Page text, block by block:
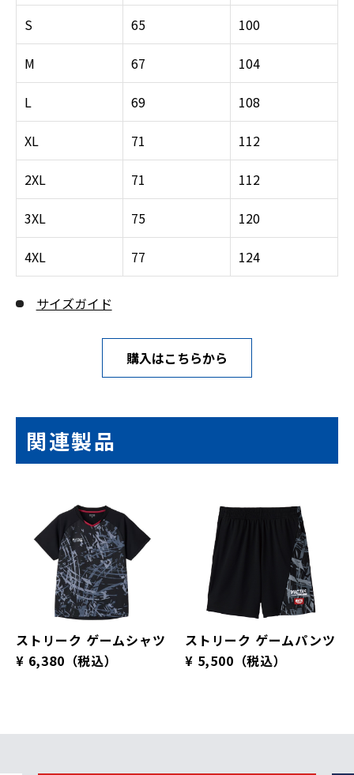
S 65 100
M 67 104
L 69 108
XL 71 112
2XL 71 112
3XL 75 120
4XL 77 124
サイズガイド
購入はこちらから
関連製品
ストリーク ゲームシャツ
¥ 6,380 （税込）
ストリーク ゲームパンツ
¥ 5,500 （税込）